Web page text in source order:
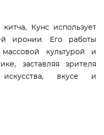
Кунс использует
иронии. Его работы
культурой и
заставляя зрителя
вкусе и